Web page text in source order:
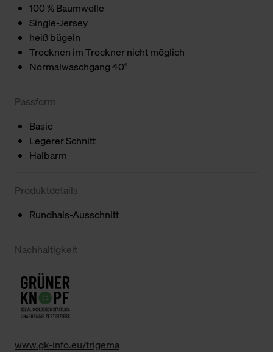
100 % Baumwolle
Single-Jersey
heiß bügeln
Trocknen im Trockner nicht möglich
Normalwaschgang 40°
Passform
Basic
Legerer Schnitt
Halbarm
Produktdetails
Rundhals-Ausschnitt
Nachhaltigkeit
www.gk-info.eu/trigema